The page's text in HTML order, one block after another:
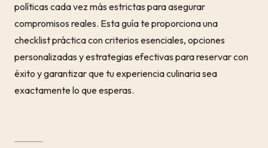
políticas cada vez más estrictas para asegurar
compromisos reales. Esta guía te proporciona una
checklist práctica con criterios esenciales, opciones
personalizadas y estrategias efectivas para reservar con
éxito y garantizar que tu experiencia culinaria sea
exactamente lo que esperas.